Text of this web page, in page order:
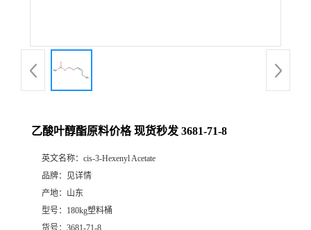
乙酸叶醇酯原料价格 现货秒发 3681-71-8
英文名称： cis-3-Hexenyl Acetate
品牌：
见详情
产地： 山东
型号： 180kg塑料桶